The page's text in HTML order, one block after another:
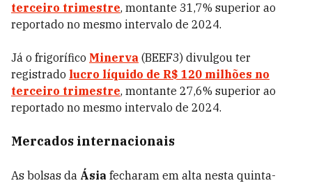
terceiro trimestre, montante 31,7% superior ao
reportado no mesmo intervalo de 2024.
Já o frigorífico Minerva (BEEF3) divulgou ter
registrado lucro líquido de R$ 120 milhões no
terceiro trimestre, montante 27,6% superior ao
reportado no mesmo intervalo de 2024.
Mercados internacionais
As bolsas da Ásia fecharam em alta nesta quinta-